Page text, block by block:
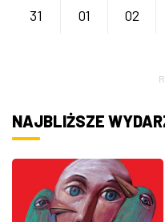
31 01 02
NAJBLIŻSZE